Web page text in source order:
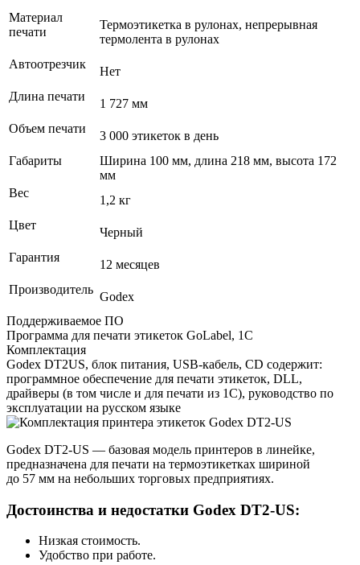
Материал
печати
Термоэтикетка в рулонах, непрерывная
термолента в рулонах
Автоотрезчик
Нет
Длина печати
1 727 мм
Объем печати
3 000 этикеток в день
Габариты
Ширина 100 мм, длина 218 мм, высота 172
мм
Вес
1,2 кг
Цвет
Черный
Гарантия
12 месяцев
Производитель
Godex
Поддерживаемое ПО
Программа для печати этикеток GoLabel, 1С
Комплектация
Godex DT2US, блок питания, USB-кабель, CD содержит:
программное обеспечение для печати этикеток, DLL,
драйверы (в том числе и для печати из 1С), руководство по
эксплуатации на русском языке
Godex DT2-US — базовая модель принтеров в линейке,
предназначена для печати на термоэтикетках шириной
до 57 мм на небольших торговых предприятиях.
Достоинства и недостатки Godex DT2‑US:
Низкая стоимость.
Удобство при работе.